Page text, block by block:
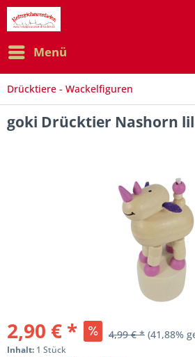
Menü
Drücktiere - Wackelfiguren
goki Drücktier Nashorn
2,90 € * 4,99 € * (41,88%
Inhalt: 1 Stück